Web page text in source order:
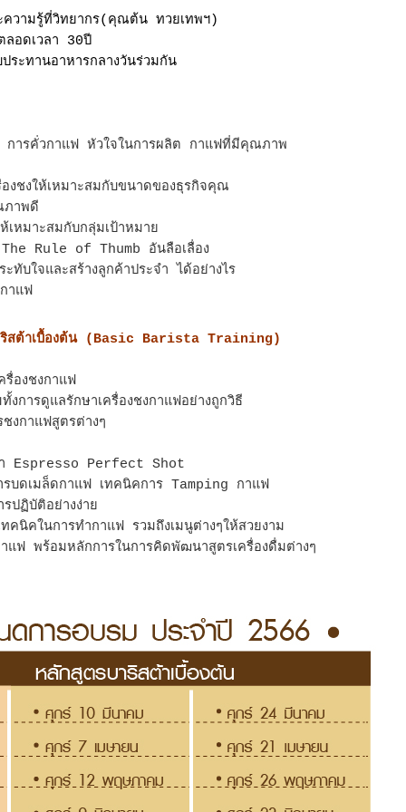
วามรู้ที่วิทยากร(คุณต้น ทวยเทพฯ)
ลอดเวลา 30ปี
ระทานอาหารกลางวันร่วมกัน
ารคั่วกาแฟ หัวใจในการผลิต กาแฟที่มีคุณภาพ
งชงให้เหมาะสมกับขนาดของธุรกิจคุณ
ภาพดี
เหมาะสมกับกลุ่มเป้าหมาย
Rule of Thumb อันลือเลื่อง
บใจและสร้างลูกค้าประจำ ได้อย่างไร
าแฟ
ริสต้าเบื้องต้น (Basic Barista Training)
รื่องชงกาแฟ
การดูแลรักษาเครื่องชงกาแฟอย่างถูกวิธี
งกาแฟสูตรต่างๆ
ำ Espresso Perfect Shot
รบดเมล็ดกาแฟ เทคนิคการ Tamping กาแฟ
ปฏิบัติอย่างง่าย
ในการทำกาแฟ รวมถึงเมนูต่างๆให้สวยงาม
ฟ พร้อมหลักการในการคิดพัฒนาสูตรเครื่องดื่มต่างๆ